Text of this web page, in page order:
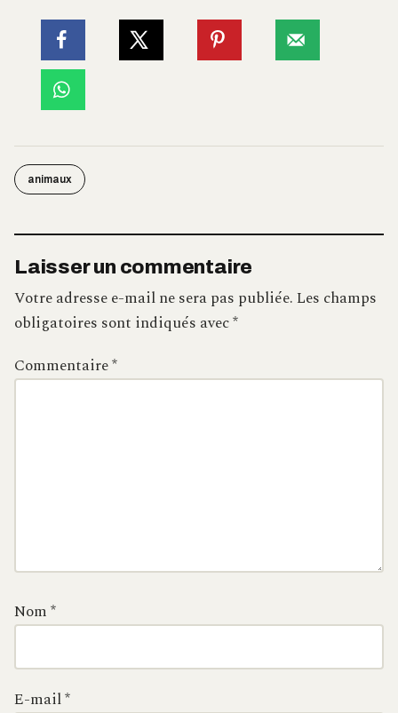
animaux
Laisser un commentaire
Votre adresse e-mail ne sera pas publiée.Les champs
obligatoires sont indiqués avec*
Commentaire*
Nom*
E-mail*